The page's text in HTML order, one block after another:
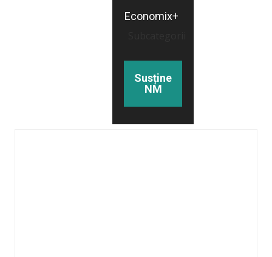
Economix+
Susține
NM